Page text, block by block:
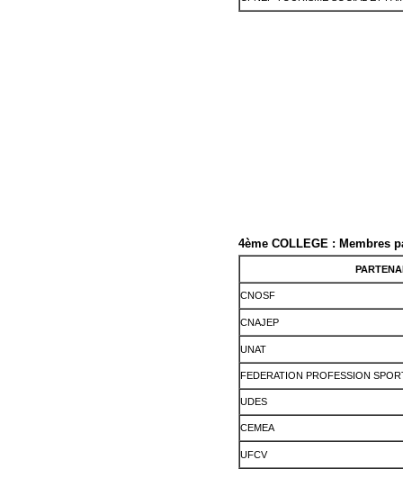
4ème COLLEGE : Membres
CNOSF
CNAJEP
UNAT
FEDERATION PROFESSION
UDES
CEMEA
UFCV